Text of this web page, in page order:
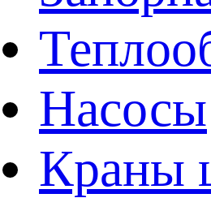
Насосы
Краны